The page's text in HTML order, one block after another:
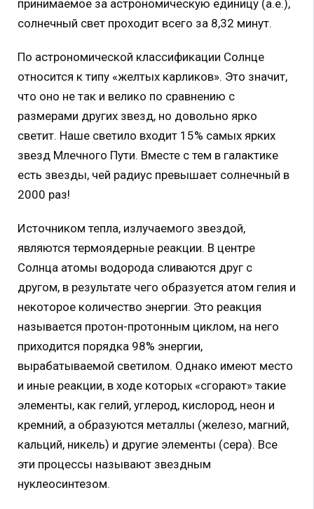
принимаемое за астрономическую единицу (а.е.),
солнечный свет проходит всего за 8,32 минут.
По астрономической классификации Солнце
относится к типу «желтых карликов». Это значит,
что оно не так и велико по сравнению с
размерами других звезд, но довольно ярко
светит. Наше светило входит 15% самых ярких
звезд Млечного Пути. Вместе с тем в галактике
есть звезды, чей радиус превышает солнечный в
2000 раз!
Источником тепла, излучаемого звездой,
являются термоядерные реакции. В центре
Солнца атомы водорода сливаются друг с
другом, в результате чего образуется атом гелия и
некоторое количество энергии. Это реакция
называется протон-протонным циклом, на него
приходится порядка 98% энергии,
вырабатываемой светилом. Однако имеют место
и иные реакции, в ходе которых «сгорают» такие
элементы, как гелий, углерод, кислород, неон и
кремний, а образуются металлы (железо, магний,
кальций, никель) и другие элементы (сера). Все
эти процессы называют звездным
нуклеосинтезом.